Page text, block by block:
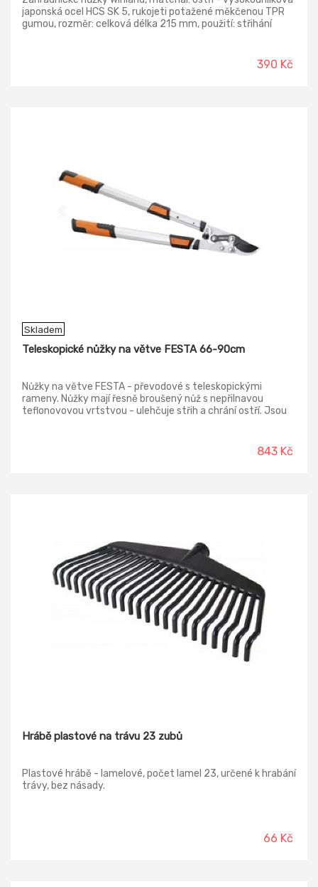
japonská ocel HCS SK 5, rukojeti potažené měkčenou TPR
gumou, rozměr: celková délka 215 mm, použití: střihání
390 Kč
Skladem
Teleskopické nůžky na větve FESTA 66-90cm
Nůžky na větve FESTA - převodové s teleskopickými
rameny. Nůžky mají řesně broušený nůž s nepřilnavou
teflonovovou vrtstvou - ulehčuje střih a chrání ostří. Jsou
vynaloženou sílu při práci Nůžky mají hliníková profilovaná
ramena s nastavitelnou délkou 660 - 900 mm - větší dosah
843 Kč
Hrábě plastové na trávu 23 zubů
Plastové hrábě - lamelové, počet lamel 23, určené k hrabání
trávy, bez násady.
66 Kč